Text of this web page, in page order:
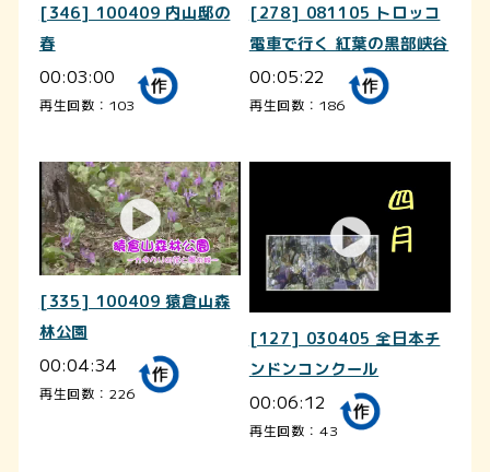
[346] 100409 内山邸の
春
00:03:00
再生回数：103
[278] 081105 トロッコ
電車で行く 紅葉の黒部峡谷
00:05:22
再生回数：186
[335] 100409 猿倉山森
林公園
00:04:34
再生回数：226
[127] 030405 全日本チ
ンドンコンクール
00:06:12
再生回数：43